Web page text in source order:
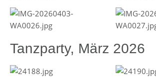
Tanzparty, März 2026